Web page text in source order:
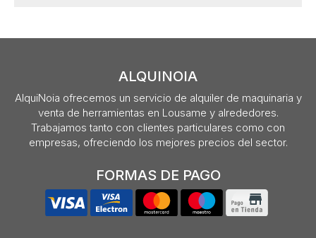
ALQUINOIA
AlquiNoia ofrecemos un servicio de alquiler de maquinaria y
venta de herramientas en Lousame y alrededores.
Trabajamos tanto con clientes particulares como con
empresas, ofreciendo los mejores precios del sector.
FORMAS DE PAGO